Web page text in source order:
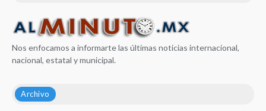
Nos enfocamos a informarte las últimas noticias internacional,
nacional, estatal y municipal.
Archivo